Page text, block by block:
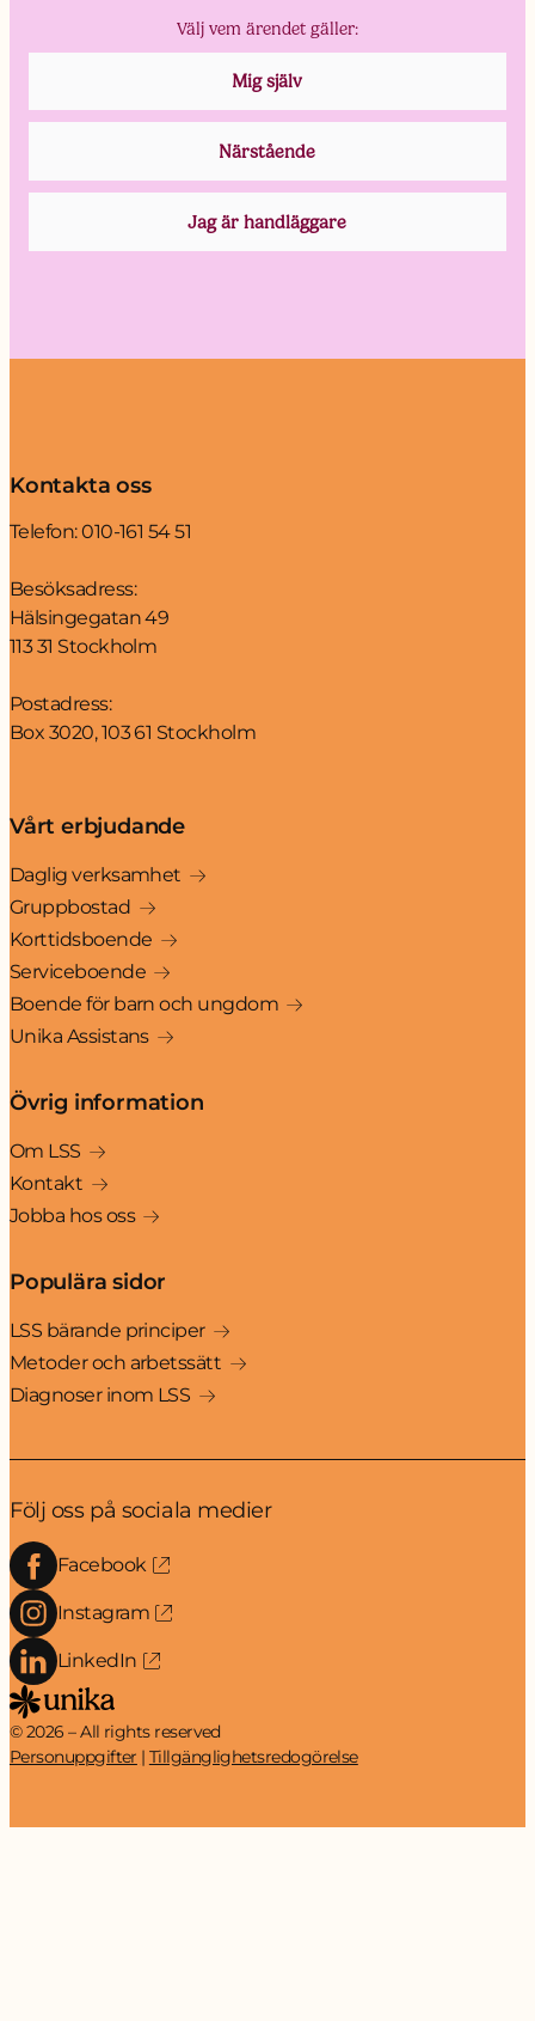
Kontakta oss
Telefon:010-161 54 51
Besöksadress:
Hälsingegatan 49
113 31 Stockholm
Postadress:
Box 3020, 103 61 Stockholm
Vårt erbjudande
Daglig verksamhet
Gruppbostad
Korttidsboende
Serviceboende
Boende för barn och ungdom
Unika Assistans
Övrig information
Om LSS
Kontakt
Jobba hos oss
Populära sidor
LSS bärande principer
Metoder och arbetssätt
Diagnoser inom LSS
Följ oss på sociala medier
Facebook
Instagram
LinkedIn
© 2026 – All rights reserved
Personuppgifter
Tillgänglighetsredogörelse